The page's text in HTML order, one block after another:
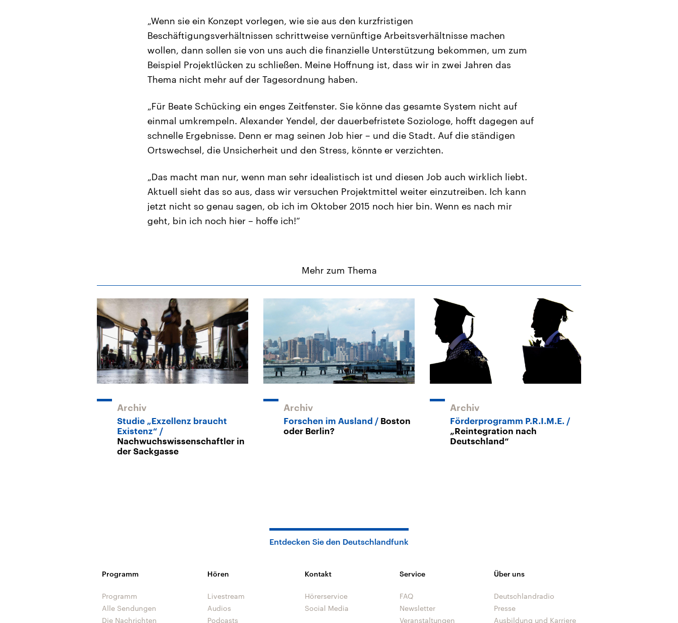
„Wenn sie ein Konzept vorlegen, wie sie aus den kurzfristigen
Beschäftigungsverhältnissen schrittweise vernünftige Arbeitsverhältnisse machen
wollen, dann sollen sie von uns auch die finanzielle Unterstützung bekommen, um zum
Beispiel Projektlücken zu schließen. Meine Hoffnung ist, dass wir in zwei Jahren das
Thema nicht mehr auf der Tagesordnung haben.
„Für Beate Schücking ein enges Zeitfenster. Sie könne das gesamte System nicht auf
einmal umkrempeln. Alexander Yendel, der dauerbefristete Soziologe, hofft dagegen auf
schnelle Ergebnisse. Denn er mag seinen Job hier – und die Stadt. Auf die ständigen
Ortswechsel, die Unsicherheit und den Stress, könnte er verzichten.
„Das macht man nur, wenn man sehr idealistisch ist und diesen Job auch wirklich liebt.
Aktuell sieht das so aus, dass wir versuchen Projektmittel weiter einzutreiben. Ich kann
jetzt nicht so genau sagen, ob ich im Oktober 2015 noch hier bin. Wenn es nach mir
geht, bin ich noch hier – hoffe ich!“
Mehr zum Thema
Archiv
Studie „Exzellenz braucht
Existenz“
Nachwuchswissenschaftler in
der Sackgasse
Archiv
Forschen im Ausland
Boston
oder Berlin?
Archiv
Förderprogramm P.R.I.M.E.
„Reintegration nach
Deutschland“
Entdecken Sie den Deutschlandfunk
Programm
Programm
Alle Sendungen
Die Nachrichten
Hören
Livestream
Audios
Podcasts
Kontakt
Hörerservice
Social Media
Service
FAQ
Newsletter
Veranstaltungen
Über uns
Deutschlandradio
Presse
Ausbildung und Karriere